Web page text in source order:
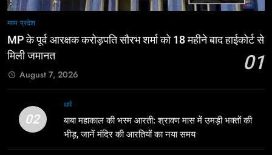
मध्य प्रदेश
MP के पूर्व आरक्षक करोड़पति सौरभ शर्मा को 18 महीने बाद हाईकोर्ट से
मिली जमानत
01
August 7, 2026
02
धर्म
बाबा महाकाल की भस्म आरती: श्रावण मास में उमड़ी भक्तों की
भीड़, जानें मंदिर की आरतियों का नया समय